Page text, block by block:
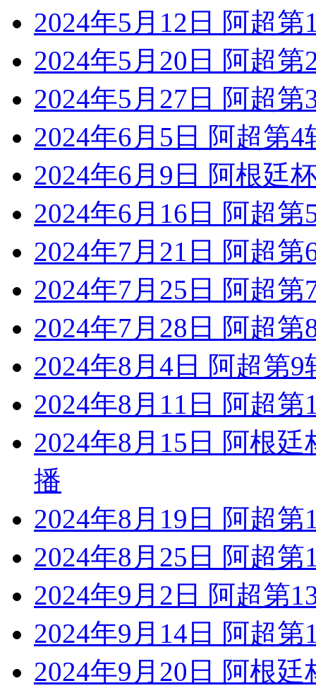
2024年5月12日 阿超
2024年5月20日 阿超
2024年5月27日 阿超
2024年6月5日 阿超第
2024年6月9日 阿根廷
2024年6月16日 阿超
2024年7月21日 阿超
2024年7月25日 阿超
2024年7月28日 阿超
2024年8月4日 阿超第
2024年8月11日 阿超
2024年8月15日 阿根
播
2024年8月19日 阿超
2024年8月25日 阿超
2024年9月2日 阿超第
2024年9月14日 阿超
2024年9月20日 阿根